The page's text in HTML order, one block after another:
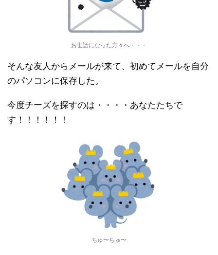
お世話になった方々へ・・・
そんな友人からメールが来て、初めてメールを自分
のパソコンに保存した。
今度チーズを探すのは・・・・あなたたちで
す！！！！！！
ちゅ〜ちゅ〜